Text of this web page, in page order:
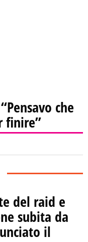
che
finire”
del raid e
subita da
il